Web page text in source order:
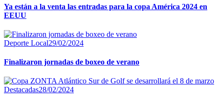
Ya están a la venta las entradas para la copa América 2024 en
EEUU
Deporte Local29/02/2024
Finalizaron jornadas de boxeo de verano
Destacadas28/02/2024